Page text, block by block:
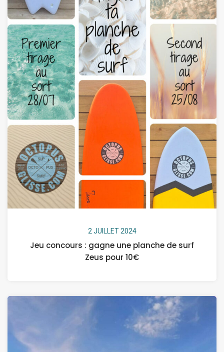
2 JUILLET 2024
Jeu concours : gagne une planche de surf
Zeus pour 10€